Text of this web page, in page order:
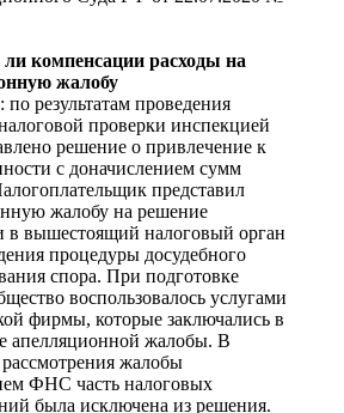
компенсации расходы на
жалобу
: по результатам проведения
проверки инспекцией
решение о привлечение к
с доначислением сумм
представил
жалобу на решение
в вышестоящий налоговый орган
процедуры досудебного
спора. При подготовке
воспользовалось услугами
фирмы, которые заключались в
апелляционной жалобы. В
рассмотрения жалобы
ФНС часть налоговых
была исключена из решения.